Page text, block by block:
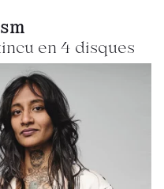
en 4 disques